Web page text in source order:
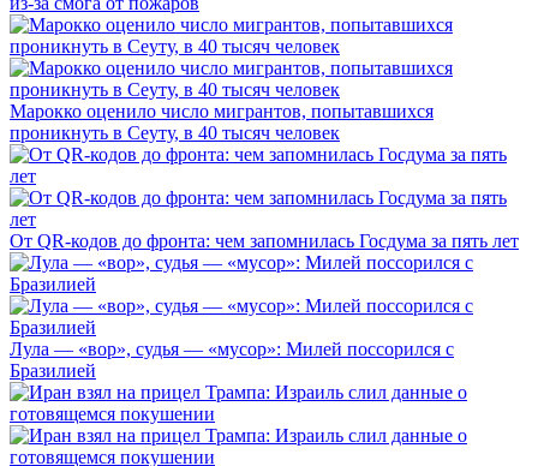
Марокко оценило число мигрантов, попытавшихся
проникнуть в Сеуту, в 40 тысяч человек
От QR-кодов до фронта: чем запомнилась Госдума за пять лет
Лула — «вор», судья — «мусор»: Милей поссорился с
Бразилией